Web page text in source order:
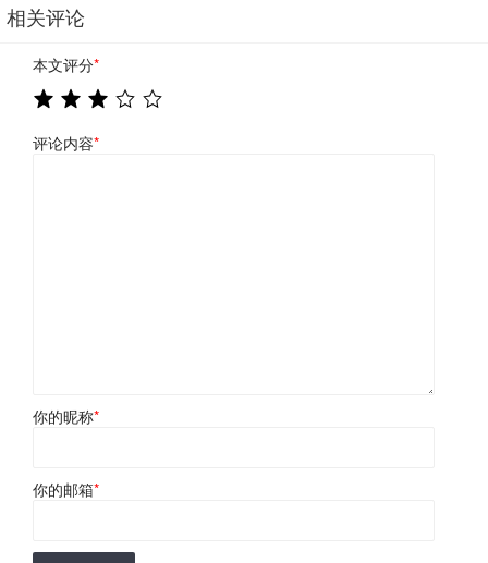
相关评论
本文评分*
评论内容*
你的昵称*
你的邮箱*